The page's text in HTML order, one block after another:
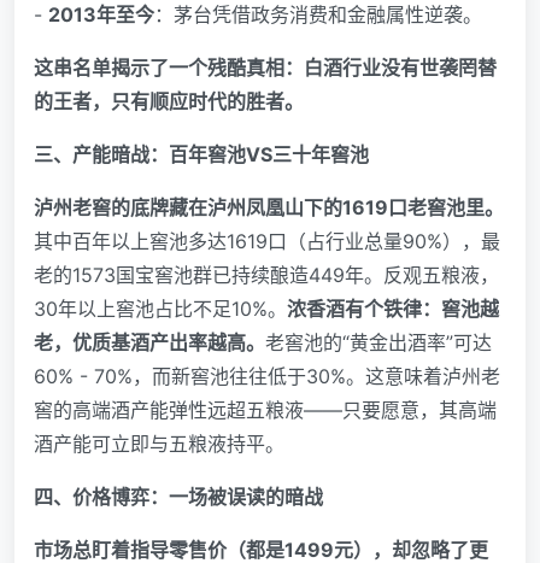
- 2013年至今：茅台凭借政务消费和金融属性逆袭。
这串名单揭示了一个残酷真相：白酒行业没有世袭罔替
的王者，只有顺应时代的胜者。
三、产能暗战：百年窖池VS三十年窖池
泸州老窖的底牌藏在泸州凤凰山下的1619口老窖池里。
其中百年以上窖池多达1619口（占行业总量90%），最
老的1573国宝窖池群已持续酿造449年。反观五粮液，
30年以上窖池占比不足10%。 浓香酒有个铁律：窖池越
老，优质基酒产出率越高。 老窖池的“黄金出酒率”可达
60% - 70%，而新窖池往往低于30%。这意味着泸州老
窖的高端酒产能弹性远超五粮液——只要愿意，其高端
酒产能可立即与五粮液持平。
四、价格博弈：一场被误读的暗战
市场总盯着指导零售价（都是1499元），却忽略了更